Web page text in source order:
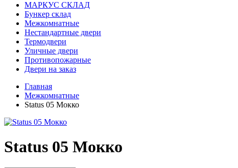
МАРКУС СКЛАД
Бункер склад
Межкомнатные
Нестандартные двери
Термодвери
Уличные двери
Противопожарные
Двери на заказ
Главная
Межкомнатные
Status 05 Мокко
Status 05 Мокко